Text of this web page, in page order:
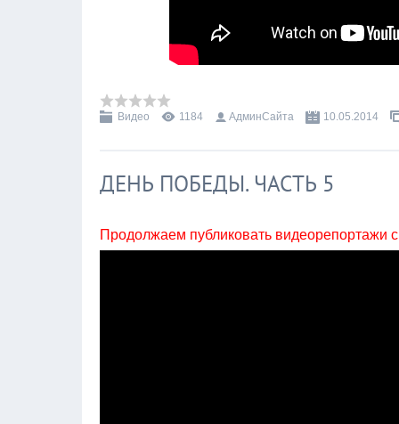
Видео 1184 АдминСайта 10.05.2014
ДЕНЬ ПОБЕДЫ. ЧАСТЬ 5
Продолжаем публиковать видеорепортажи